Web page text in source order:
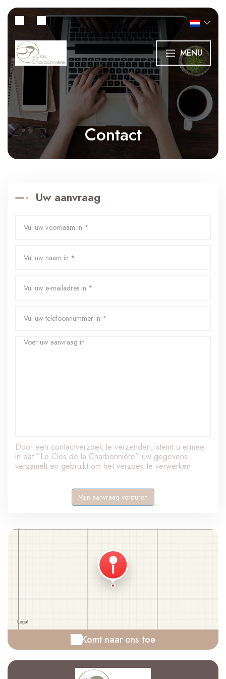
MENU
Contact
Uw aanvraag
Door een contactverzoek te verzenden, stemt u ermee
in dat “Le Clos de la Charbonnière” uw gegevens
verzamelt en gebruikt om het verzoek te verwerken.
Komt naar ons toe